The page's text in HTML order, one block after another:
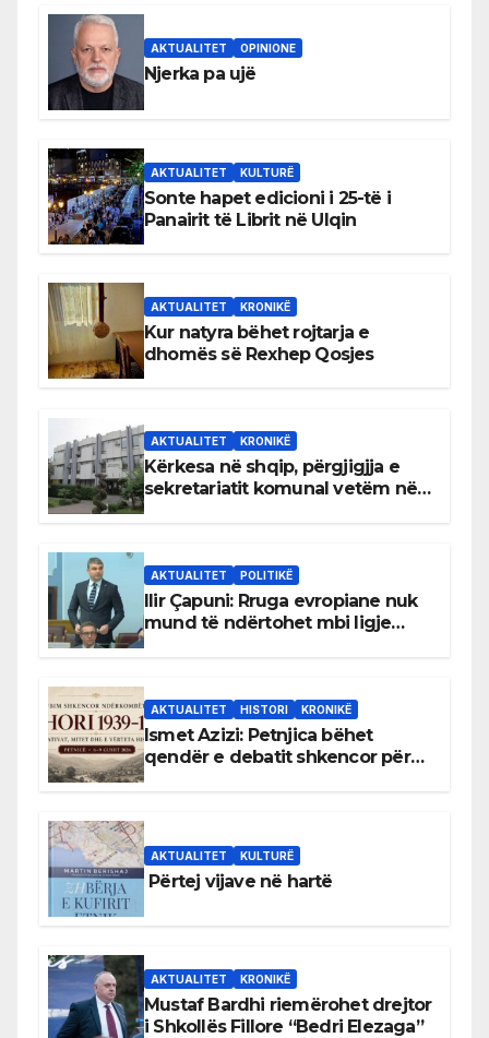
AKTUALITET OPINIONE
Njerka pa ujë
AKTUALITET KULTURË
Sonte hapet edicioni i 25-të i
Panairit të Librit në Ulqin
AKTUALITET KRONIKË
Kur natyra bëhet rojtarja e
dhomës së Rexhep Qosjes
AKTUALITET KRONIKË
Kërkesa në shqip, përgjigjja e
sekretariatit komunal vetëm në
AKTUALITET POLITIKË
Ilir Çapuni: Rruga evropiane nuk
mund të ndërtohet mbi ligje
AKTUALITET HISTORI KRONIKË
Ismet Azizi: Petnjica bëhet
qendër e debatit shkencor për
AKTUALITET KULTURË
Përtej vijave në hartë
AKTUALITET KRONIKË
Mustaf Bardhi riemërohet drejtor
i Shkollës Fillore “Bedri Elezaga”